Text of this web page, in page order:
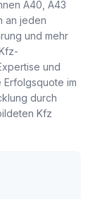
A40, A43
an jeden
und mehr
und
im
durch
Kfz